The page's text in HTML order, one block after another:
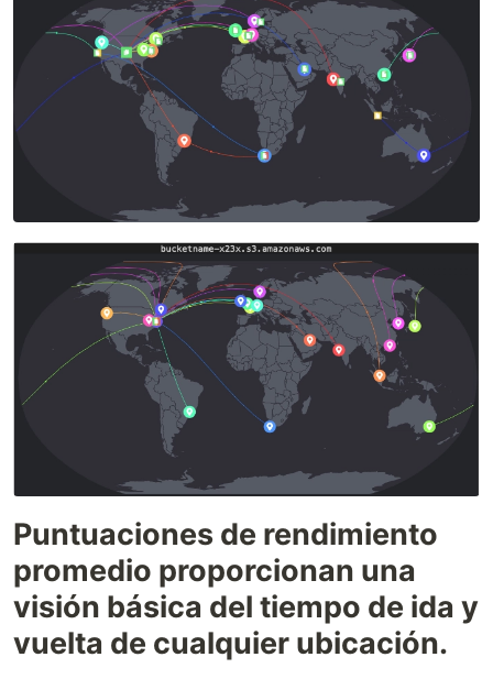
Puntuaciones de rendimiento
promedio proporcionan una
visión básica del tiempo de ida y
vuelta de cualquier ubicación.